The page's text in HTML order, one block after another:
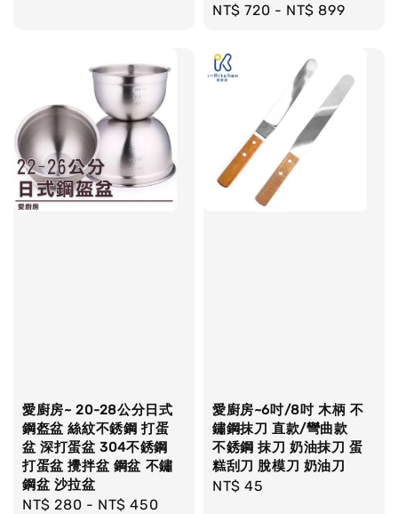
Regular
NT$ 720 - NT$ 899
愛廚房~ 20-28公分日式
鋼盔盆 絲紋不銹鋼 打蛋
盆 深打蛋盆 304不銹鋼
打蛋盆 攪拌盆 鋼盆 不鏽
鋼盆 沙拉盆
Regular
NT$ 280 - NT$ 450
愛廚房~6吋/8吋 木柄 不
鏽鋼抹刀 直款/彎曲款
不銹鋼 抹刀 奶油抹刀 蛋
糕刮刀 脫模刀 奶油刀
Regular
NT$ 45